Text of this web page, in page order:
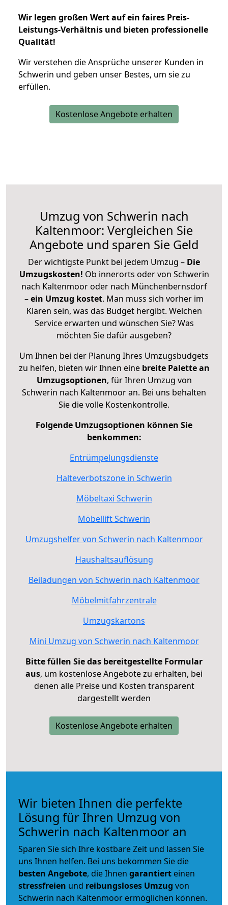
Wir legen großen Wert auf ein faires Preis-
Leistungs-Verhältnis und bieten professionelle
Qualität!
Wir verstehen die Ansprüche unserer Kunden in
Schwerin und geben unser Bestes, um sie zu
erfüllen.
Kostenlose Angebote erhalten
Umzug von Schwerin nach
Kaltenmoor: Vergleichen Sie
Angebote und sparen Sie Geld
Der wichtigste Punkt bei jedem Umzug – Die
Umzugskosten! Ob innerorts oder von Schwerin
nach Kaltenmoor oder nach Münchenbernsdorf
–ein Umzug kostet. Man muss sich vorher im
Klaren sein, was das Budget hergibt. Welchen
Service erwarten und wünschen Sie? Was
möchten Sie dafür ausgeben?
Um Ihnen bei der Planung Ihres Umzugsbudgets
zu helfen, bieten wir Ihnen eine breite Palette an
Umzugsoptionen, für Ihren Umzug von
Schwerin nach Kaltenmoor an. Bei uns behalten
Sie die volle Kostenkontrolle.
Folgende Umzugsoptionen können Sie
benkommen:
Entrümpelungsdienste
Halteverbotszone in Schwerin
Möbeltaxi Schwerin
Möbellift Schwerin
Umzugshelfer von Schwerin nach Kaltenmoor
Haushaltsauflösung
Beiladungen von Schwerin nach Kaltenmoor
Möbelmitfahrzentrale
Umzugskartons
Mini Umzug von Schwerin nach Kaltenmoor
Bitte füllen Sie das bereitgestellte Formular
aus, um kostenlose Angebote zu erhalten, bei
denen alle Preise und Kosten transparent
dargestellt werden
Kostenlose Angebote erhalten
Wir bieten Ihnen die perfekte
Lösung für Ihren Umzug von
Schwerin nach Kaltenmoor an
Sparen Sie sich Ihre kostbare Zeit und lassen Sie
uns Ihnen helfen. Bei uns bekommen Sie die
besten Angebote, die Ihnen garantiert einen
stressfreien und reibungsloses Umzug von
Schwerin nach Kaltenmoor ermöglichen können.